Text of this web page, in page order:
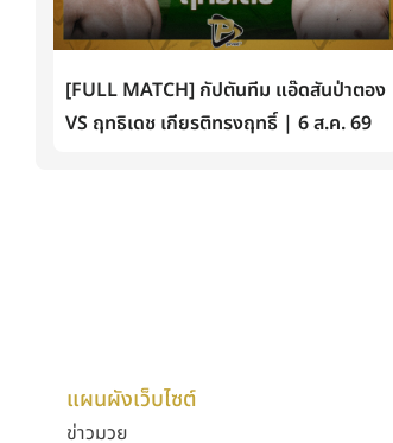
[FULL MATCH] กัปตันทีม แอ๊ดสันป่าตอง
VS ฤทธิเดช เกียรติทรงฤทธิ์ | 6 ส.ค. 69
แผนผังเว็บไซต์
ข่าวมวย